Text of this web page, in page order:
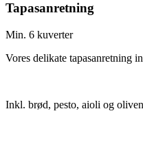
Tapasanretning
Min. 6 kuverter
Vores delikate tapasanretning
Inkl. brød, pesto, aioli og